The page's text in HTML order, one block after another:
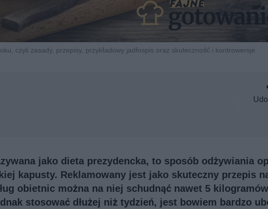
czyli zasady, przepisy, przykładowy jadłospis oraz skuteczność i kontrowersje
jako dieta prezydencka, to sposób odżywiania
kapusty. Reklamowany jest jako skuteczny przepis
obietnic można na niej schudnąć nawet 5
stosować dłużej niż tydzień, jest bowiem bardzo